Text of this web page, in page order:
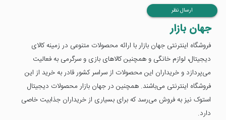
ارسال نظر
جهان بازار
فروشگاه اینترنتی جهان بازار با ارائه محصولات متنوعی در زمینه‌ کالای
دیجیتال، لوازم خانگی و همچنین کالاهای بازی و سرگرمی به فعالیت
می‌پردازد و خریداران این محصولات از سراسر کشور قادر به خرید از این
فروشگاه اینترنتی می‌باشند. همچنین در جهان بازار محصولات دیجیتال
استوک نیز به فروش می‌رسد که برای بسیاری از خریداران جذابیت خاصی
دارد.